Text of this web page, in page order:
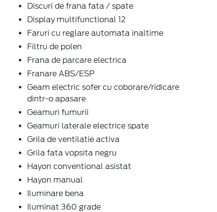
Discuri de frana fata / spate
Display multifunctional 12
Faruri cu reglare automata inaltime
Filtru de polen
Frana de parcare electrica
Franare ABS/ESP
Geam electric sofer cu coborare/ridicare
dintr-o apasare
Geamuri fumurii
Geamuri laterale electrice spate
Grila de ventilatie activa
Grila fata vopsita negru
Hayon conventional asistat
Hayon manual
Iluminare bena
Iluminat 360 grade